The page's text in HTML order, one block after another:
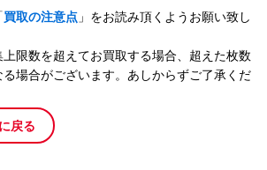
買取の注意点 」をお読み頂くようお願い致し
限数を超えてお買取する場合、超えた枚数
場合がございます。あしからずご了承くだ
戻る